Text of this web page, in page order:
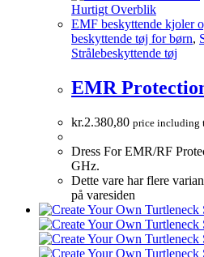
Hurtigt Overblik
EMF beskyttende kjoler
beskyttende tøj for børn,
Strålebeskyttende tøj
EMR
kr.2.380,80 price including
Dress For EMR/RF
GHz.
Dette vare har flere
på varesiden